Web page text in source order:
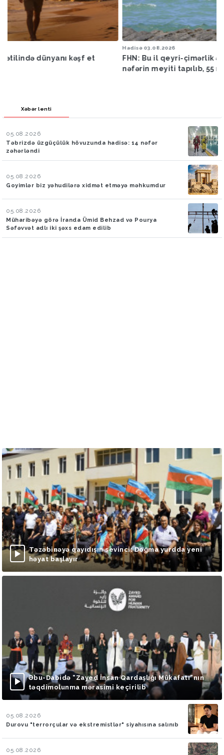
FHN: Bu il qeyri-çimərlik ərazilərdə suda batan 40
nəfərin meyiti tapılıb, 55 nəfər xilas edilib
Xəbər lenti
05.08.2026
Təbrizdə üzgüçülük hövuzunda hadisə: 14 nəfər
zəhərləndi
05.08.2026
Goyimlər biz yəhudilərə xidmət etməyə məhkumdur
05.08.2026
Müharibəyə görə İranda Ümid Behzad və Pourya
Səfəvvət adlı iki şəxs edam edilib
Təzəbinəyə qayıdışın sevinci: Doğma yurdda yeni
həyat başlayır
Əbu-Dabidə “Zayed İnsan Qardaşlığı Mükafatı”nın
təqdimolunma mərasimi keçirilib
05.08.2026
Durovu "terrorçular və ekstremistlər" siyahısına salınıb
05.08.2026